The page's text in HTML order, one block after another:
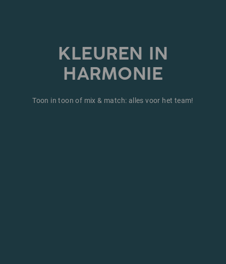
KLEUREN IN
HARMONIE
Toon in toon of mix & match: alles voor het team!